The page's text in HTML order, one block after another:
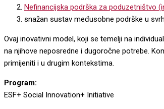
Nefinancijska podrška za poduzetništvo
snažan sustav međusobne podrške u
Ovaj inovativni model, koji se temelji na
na njihove neposredne i dugoročne potrebe.
primijeniti i u drugim kontekstima.
Program:
ESF+ Social Innovation+ Initiative